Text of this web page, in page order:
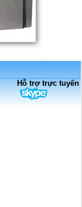
Hỗ trợ trực tuyến